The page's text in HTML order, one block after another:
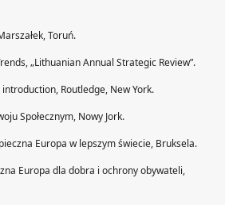
Toruń.
„Lithuanian Annual Strategic Review”.
Routledge, New York.
Społecznym, Nowy Jork.
Europa w lepszym świecie, Bruksela.
Europa dla dobra i ochrony obywateli,